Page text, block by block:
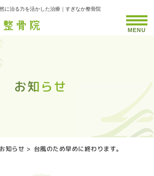
に治る力を活かした治療｜すぎなか整骨院
お知らせ
お知らせ
お知らせ
お知らせ
お知らせ
お知らせ
お知らせ
お知らせ
お知らせ
お知らせ
お知らせ
お知らせ
お知らせ
お知らせ
お知らせ
お知らせ
お知らせ
お知らせ
お知らせ
お知らせ
お知らせ
お知らせ
お知らせ
お知らせ
お知らせ
お知らせ
お知らせ
お知らせ
お知らせ
お知らせ
お知らせ
お知らせ
お知らせ
お知らせ
お知らせ
MENU
お知らせ > 台風のため早めに終わります。